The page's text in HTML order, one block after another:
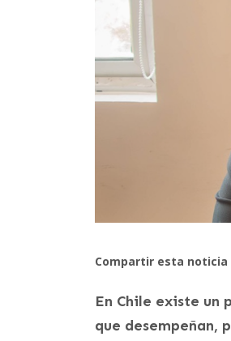
Compartir esta noticia
En Chile existe un
que desempeñan,